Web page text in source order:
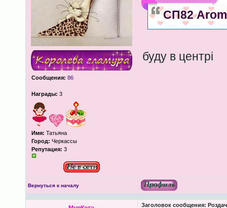
Сообщения: 86
Награды: 3
Имя: Татьяна
Город: Черкассы
Репутация: 3
СП82
буду в центрі
Вернуться к началу
Заголовок сообщения: